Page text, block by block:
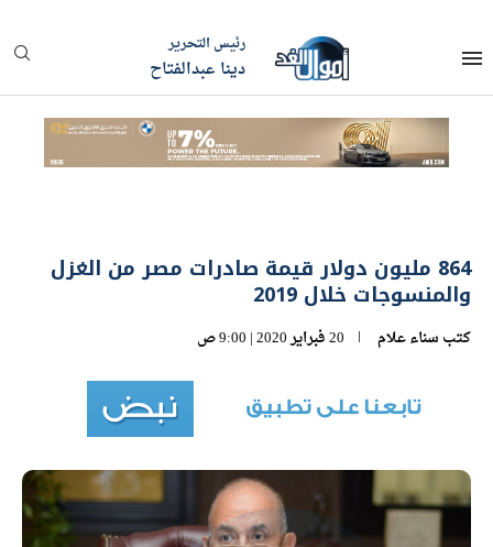
رئيس التحرير
دينا عبدالفتاح
864 مليون دولار قيمة صادرات مصر من الغزل
والمنسوجات خلال 2019
كتب سناء علام 20 فبراير 2020 | 9:00 ص